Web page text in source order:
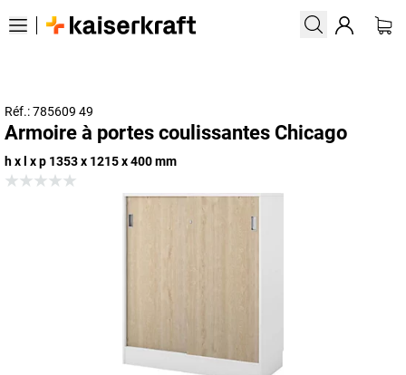
Réf.: 785609 49
Armoire à portes coulissantes Chicago
h x l x p 1353 x 1215 x 400 mm